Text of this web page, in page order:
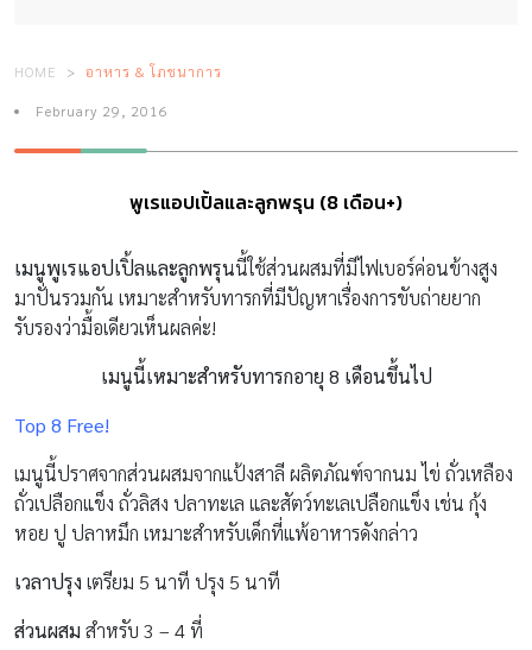
HOME อาหาร & โภชนาการ
February 29, 2016
พูเรแอปเปิ้ลและลูกพรุน (8 เดือน+)
เมนูพูเรแอปเปิ้ลและลูกพรุนนี้ใช้ส่วนผสมที่มีไฟเบอร์ค่อนข้างสูง
มาปั่นรวมกัน เหมาะสำหรับทารกที่มีปัญหาเรื่องการขับถ่ายยาก
รับรองว่ามื้อเดียวเห็นผลค่ะ!
เมนูนี้เหมาะสำหรับทารกอายุ 8 เดือนขึ้นไป
Top 8 Free!
เมนูนี้ปราศจากส่วนผสมจากแป้งสาลี ผลิตภัณฑ์จากนม ไข่ ถั่วเหลือง
ถั่วเปลือกแข็ง ถั่วลิสง ปลาทะเล และสัตว์ทะเลเปลือกแข็ง เช่น กุ้ง
หอย ปู ปลาหมึก เหมาะสำหรับเด็กที่แพ้อาหารดังกล่าว
เวลาปรุง เตรียม 5 นาที ปรุง 5 นาที
ส่วนผสม สำหรับ 3 – 4 ที่